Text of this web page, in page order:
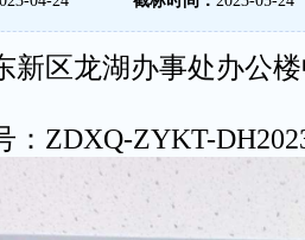
区龙湖办事处办公楼
ZDXQ-ZYKT-